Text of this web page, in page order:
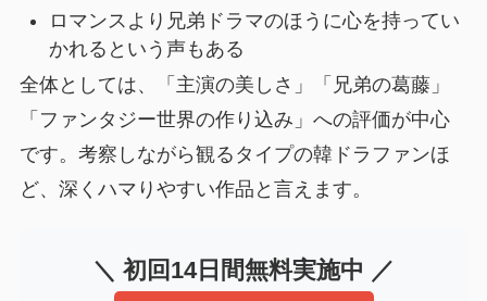
ロマンスより兄弟ドラマのほうに心を持ってい
かれるという声もある
全体としては、「主演の美しさ」「兄弟の葛藤」
「ファンタジー世界の作り込み」への評価が中心
です。考察しながら観るタイプの韓ドラファンほ
ど、深くハマりやすい作品と言えます。
＼ 初回14日間無料実施中 ／